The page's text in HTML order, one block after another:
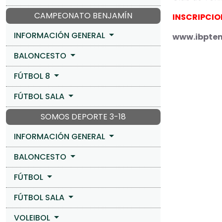
CAMPEONATO BENJAMÍN
INFORMACIÓN GENERAL
BALONCESTO
FÚTBOL 8
FÚTBOL SALA
SOMOS DEPORTE 3-18
INFORMACIÓN GENERAL
BALONCESTO
FÚTBOL
FÚTBOL SALA
VOLEIBOL